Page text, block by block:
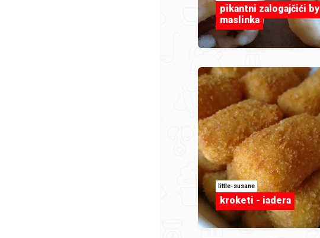
pikantni zalogajčići by
maslinka
little-susane
kroketi - iadera